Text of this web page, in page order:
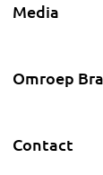
Media
Omroep
Contact